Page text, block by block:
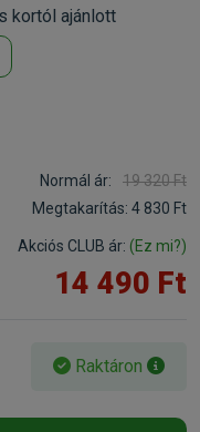
kortól ajánlott
Normál ár:
19 320 Ft
Megtakarítás: 4 830 Ft
Akciós CLUB ár: (Ez mi?)
14 490 Ft
Raktáron